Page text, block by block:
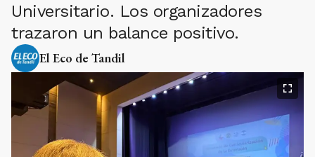
Universitario. Los organizadores
trazaron un balance positivo.
El Eco de Tandil